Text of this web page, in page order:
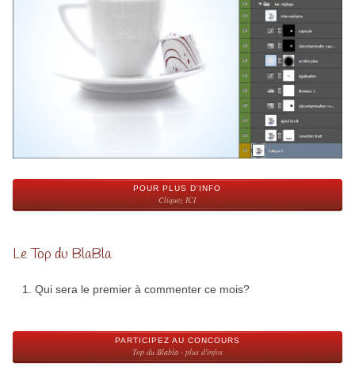
POUR PLUS D'INFO
Cliquez ICI
Le Top du BlaBla
Qui sera le premier à commenter ce mois?
PARTICIPEZ AU CONCOURS
Top du Blabla - plus d'infos